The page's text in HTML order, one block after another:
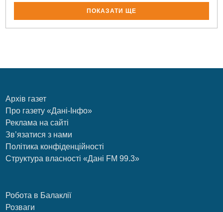
ПОКАЗАТИ ЩЕ
Архів газет
Про газету «Дані-Інфо»
Реклама на сайті
Зв’язатися з нами
Політика конфіденційності
Структура власності «Дані FM 99.3»
Робота в Балаклії
Розваги